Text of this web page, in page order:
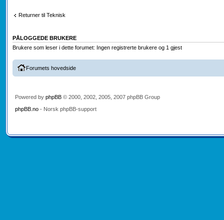
Returner til Teknisk
PÅLOGGEDE BRUKERE
Brukere som leser i dette forumet: Ingen registrerte brukere og 1 gjest
Forumets hovedside
Powered by phpBB© 2000, 2002, 2005, 2007 phpBB Group
phpBB.no- Norsk phpBB-support